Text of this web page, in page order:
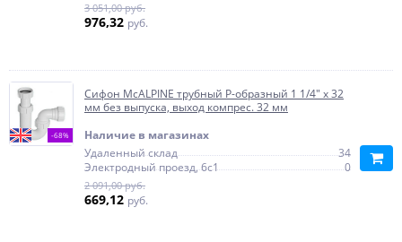
3 051,00 руб.
976,32 руб.
-68%
Сифон McALPINE трубный Р-образный 1 1/4" х 32
мм без выпуска, выход компрес. 32 мм
Наличие в магазинах
Удаленный склад
34
Электродный проезд, 6с1
0
2 091,00 руб.
669,12 руб.